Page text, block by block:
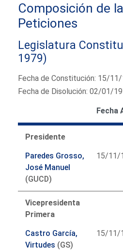
Composición de
Peticiones
Legislatura
1979)
Fecha de Constitución: 15/
Fecha de Disolución: 02/01/
Fecha
Presidente
Paredes Grosso,
José Manuel
(GUCD)
15/11/
Vicepresidenta
Primera
Castro García,
Virtudes (GS)
15/11/